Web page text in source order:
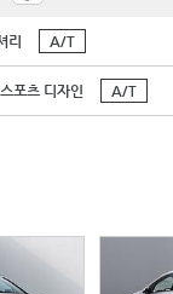
리 A/T
포츠 디자인 A/T